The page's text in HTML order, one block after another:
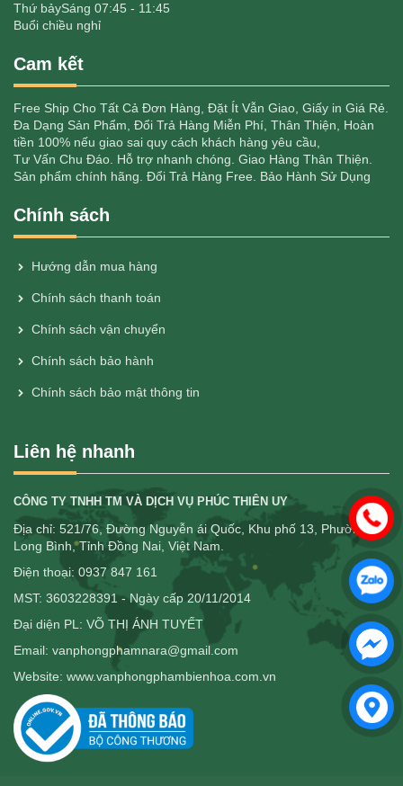
Thứ bảySáng 07:45 - 11:45
Buổi chiều nghỉ
Cam kết
Free Ship Cho Tất Cả Đơn Hàng, Đặt Ít Vẫn Giao, Giấy in Giá Rẻ.
Đa Dạng Sản Phẩm, Đổi Trả Hàng Miễn Phí, Thân Thiện, Hoàn
tiền 100% nếu giao sai quy cách khách hàng yêu cầu,
Tư Vấn Chu Đáo. Hỗ trợ nhanh chóng. Giao Hàng Thân Thiện.
Sản phẩm chính hãng. Đổi Trả Hàng Free. Bảo Hành Sử Dụng
Chính sách
Hướng dẫn mua hàng
Chính sách thanh toán
Chính sách vận chuyển
Chính sách bảo hành
Chính sách bảo mật thông tin
Liên hệ nhanh
CÔNG TY TNHH TM VÀ DỊCH VỤ PHÚC THIÊN UY
Địa chỉ: 521/76, Đường Nguyễn ái Quốc, Khu phố 13, Phường
Long Bình, Tỉnh Đồng Nai, Việt Nam.
Điện thoại: 0937 847 161
MST: 3603228391 - Ngày cấp 20/11/2014
Đại diện PL: VÕ THỊ ÁNH TUYẾT
Email: vanphongphamnara@gmail.com
Website: www.vanphongphambienhoa.com.vn